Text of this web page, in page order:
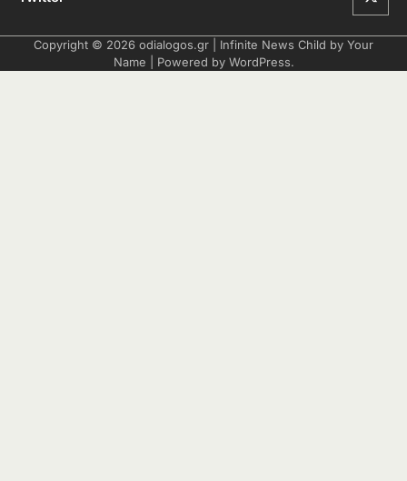
Copyright © 2026 odialogos.gr | Infinite News Child by Your
Name | Powered by WordPress.